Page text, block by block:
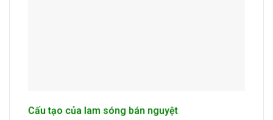
Cấu tạo của lam sóng bán nguyệt